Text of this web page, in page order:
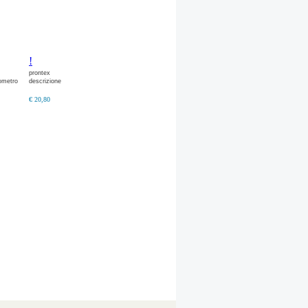
!
prontex
descrizione
€ 20,80